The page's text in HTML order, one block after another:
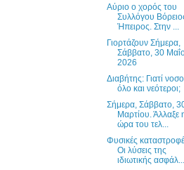
Αύριο ο χορός του
Συλλόγου
Ήπειρος. Στην ...
Γιορτάζουν Σήμερα,
Σάββατο, 30
2026
Διαβήτης: Γιατί
όλο και νεότεροι;
Σήμερα, Σάββατο,
Μαρτίου. Άλλαξε
ώρα του τελ...
Φυσικές
Οι λύσεις της
ιδιωτικής ασφάλ...